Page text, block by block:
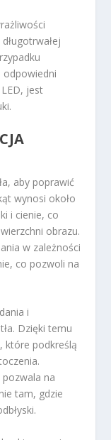
odpowiedni
jest
aby poprawić
wynosi około
i cienie, co
obrazu.
w zależności
co pozwoli na
i
Dzięki temu
które podkreślą
na
tam, gdzie